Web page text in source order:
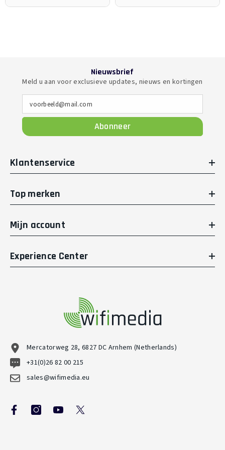
Nieuwsbrief
Meld u aan voor exclusieve updates, nieuws en kortingen
voorbeeld@mail.com
Abonneer
Klantenservice
Top merken
Mijn account
Experience Center
Mercatorweg 28, 6827 DC Arnhem (Netherlands)
+31(0)26 82 00 215
sales@wifimedia.eu